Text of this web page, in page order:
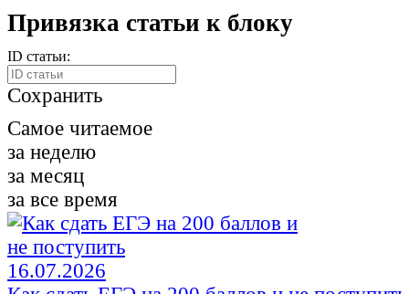
Привязка статьи к блоку
ID статьи:
Сохранить
Самое читаемое
за неделю
за месяц
за все время
16.07.2026